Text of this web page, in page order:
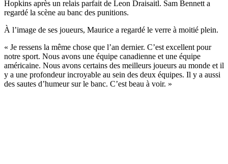
Hopkins après un relais parfait de Leon Draisaitl. Sam Bennett a
regardé la scène au banc des punitions.
À l’image de ses joueurs, Maurice a regardé le verre à moitié plein.
« Je ressens la même chose que l’an dernier. C’est excellent pour
notre sport. Nous avons une équipe canadienne et une équipe
américaine. Nous avons certains des meilleurs joueurs au monde et il
y a une profondeur incroyable au sein des deux équipes. Il y a aussi
des sautes d’humeur sur le banc. C’est beau à voir. »